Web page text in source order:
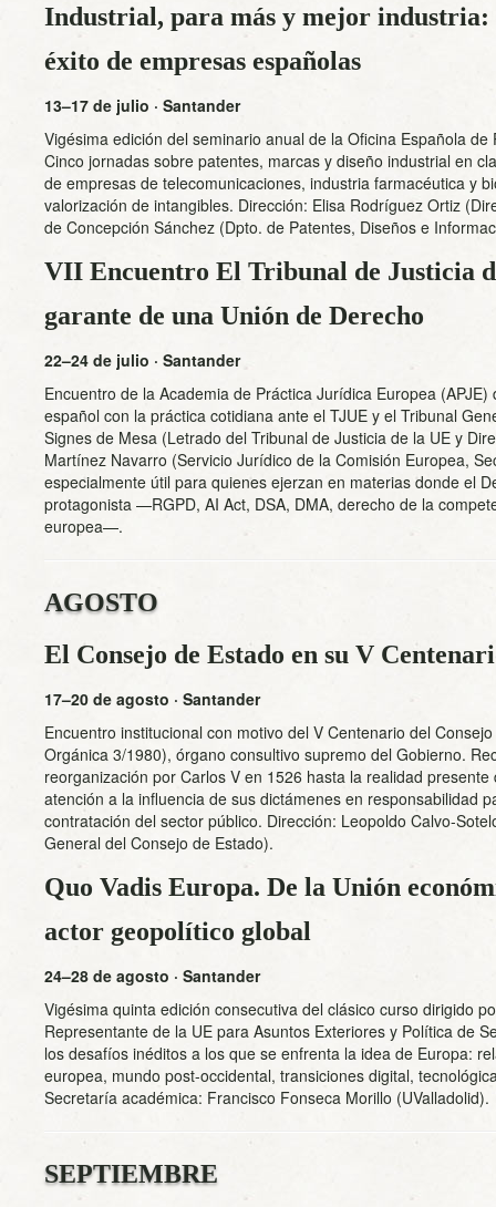
Industrial, para más y mejor industria:
éxito de empresas españolas
13–17 de julio · Santander
Vigésima edición del seminario anual de la Oficina Española
Cinco jornadas sobre patentes, marcas y diseño industrial en
de empresas de telecomunicaciones, industria farmacéutica y
valorización de intangibles. Dirección: Elisa Rodríguez Ortiz
de Concepción Sánchez (Dpto. de Patentes, Diseños e
VII Encuentro El Tribunal de Justicia
garante de una Unión de Derecho
22–24 de julio · Santander
Encuentro de la Academia de Práctica Jurídica Europea
español con la práctica cotidiana ante el TJUE y el Tribunal
Signes de Mesa (Letrado del Tribunal de Justicia de la UE y
Martínez Navarro (Servicio Jurídico de la Comisión Europea,
especialmente útil para quienes ejerzan en materias donde el
protagonista —RGPD, AI Act, DSA, DMA, derecho de la
europea—.
AGOSTO
El Consejo de Estado en su V
17–20 de agosto · Santander
Encuentro institucional con motivo del V Centenario del
Orgánica 3/1980), órgano consultivo supremo del Gobierno.
reorganización por Carlos V en 1526 hasta la realidad
atención a la influencia de sus dictámenes en responsabilidad
contratación del sector público. Dirección: Leopoldo Calvo-
General del Consejo de Estado).
Quo Vadis Europa. De la Unión
actor geopolítico global
24–28 de agosto · Santander
Vigésima quinta edición consecutiva del clásico curso dirigido
Representante de la UE para Asuntos Exteriores y Política de
los desafíos inéditos a los que se enfrenta la idea de Europa:
europea, mundo post-occidental, transiciones digital,
Secretaría académica: Francisco Fonseca Morillo (UValladolid).
SEPTIEMBRE